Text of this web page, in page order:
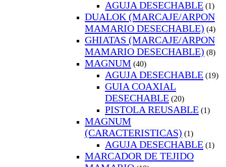
AGUJA DESECHABLE (1)
DUALOK (MARCAJE/ARPON
MAMARIO DESECHABLE) (4)
GHIATAS (MARCAJE/ARPON
MAMARIO DESECHABLE) (8)
MAGNUM (40)
AGUJA DESECHABLE (19)
GUIA COAXIAL
DESECHABLE (20)
PISTOLA REUSABLE (1)
MAGNUM
(CARACTERISTICAS) (1)
AGUJA DESECHABLE (1)
MARCADOR DE TEJIDO